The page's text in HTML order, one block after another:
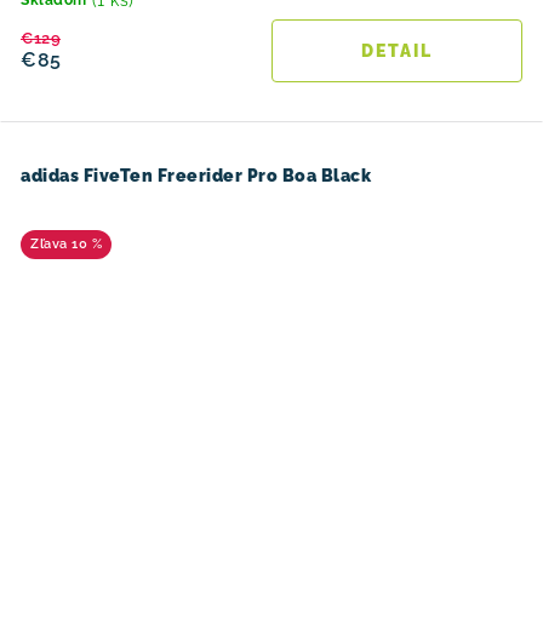
€85
€129
DETAIL
adidas FiveTen Freerider Pro Boa Black
10 %